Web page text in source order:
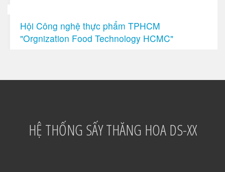
Hội Công nghệ thực phẩm TPHCM
"Orgnization Food Technology HCMC"
HỆ THỐNG SẤY THĂNG HOA DS-XX